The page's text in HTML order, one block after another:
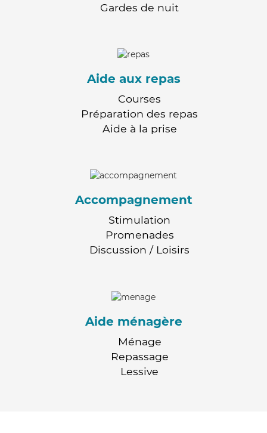
Gardes de nuit
Aide aux repas
Courses
Préparation des repas
Aide à la prise
Accompagnement
Stimulation
Promenades
Discussion / Loisirs
Aide ménagère
Ménage
Repassage
Lessive